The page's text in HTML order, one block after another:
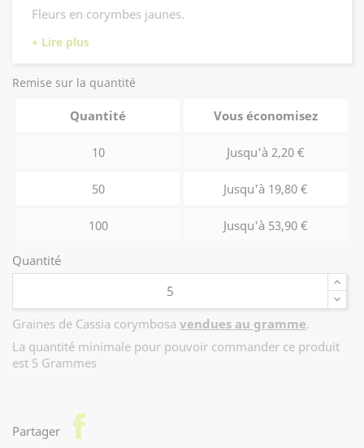
Fleurs en corymbes jaunes.
Remise sur la quantité
Quantité Vous économisez
10 Jusqu'à 2,20 €
50 Jusqu'à 19,80 €
100 Jusqu'à 53,90 €
Quantité
Graines de Cassia corymbosa vendues au gramme.
La quantité minimale pour pouvoir commander ce produit
est 5 Grammes
Partager facebook